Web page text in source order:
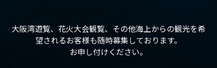
大阪湾遊覧、花火大会観覧、その他海上からの観光を希
望されるお客様も随時募集しております。
お申し付けください。